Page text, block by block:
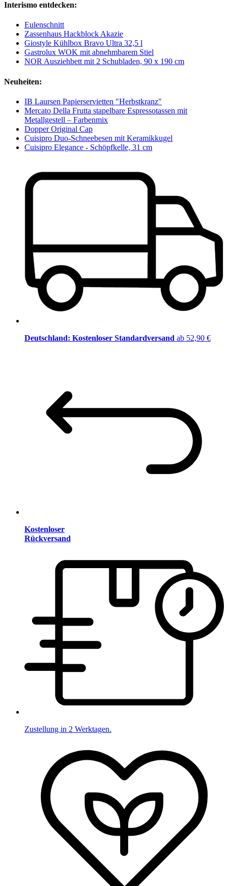
Interismo entdecken:
Eulenschnitt
Zassenhaus Hackblock Akazie
Giostyle Kühlbox Bravo Ultra 32,5 l
Gastrolux WOK mit abnehmbarem Stiel
NOR Ausziehbett mit 2 Schubladen, 90 x 190 cm
Neuheiten:
IB Laursen Papierservietten "Herbstkranz"
Mercato Della Frutta stapelbare Espressotassen mit
Metallgestell – Farbenmix
Dopper Original Cap
Cuisipro Duo-Schneebesen mit Keramikkugel
Cuisipro Elegance - Schöpfkelle, 31 cm
Deutschland: Kostenloser Standardversand ab 52,90 €
Kostenloser
Rückversand
Zustellung in 2 Werktagen.